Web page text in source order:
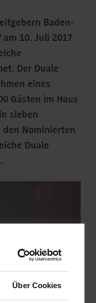
Über Cookies
Baden-
10. Juli 2017
Der Duale
eines
Gästen im Haus
sieben
den Nominierten
Duale